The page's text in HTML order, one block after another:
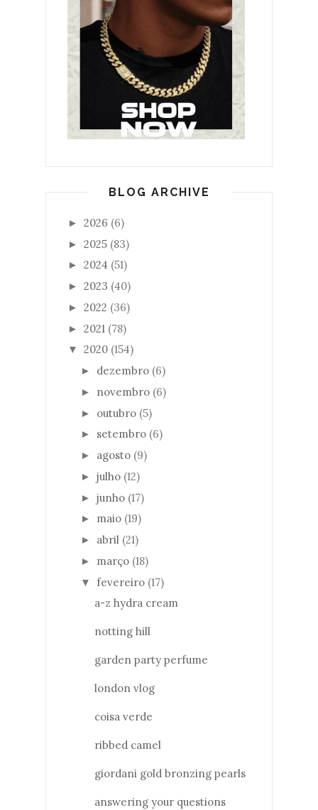
BLOG ARCHIVE
► 2026 (6)
► 2025 (83)
► 2024 (51)
► 2023 (40)
► 2022 (36)
► 2021 (78)
▼ 2020 (154)
► dezembro (6)
► novembro (6)
► outubro (5)
► setembro (6)
► agosto (9)
► julho (12)
► junho (17)
► maio (19)
► abril (21)
► março (18)
▼ fevereiro (17)
a-z hydra cream
notting hill
garden party perfume
london vlog
coisa verde
ribbed camel
giordani gold bronzing pearls
answering your questions